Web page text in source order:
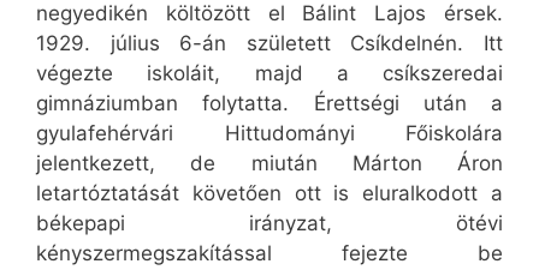
negyedikén költözött el Bálint Lajos érsek.
1929. július 6-án született Csíkdelnén. Itt
végezte iskoláit, majd a csíkszeredai
gimnáziumban folytatta. Érettségi után a
gyulafehérvári Hittudományi Főiskolára
jelentkezett, de miután Márton Áron
letartóztatását követően ott is eluralkodott a
békepapi irányzat, ötévi
kényszermegszakítással fejezte be